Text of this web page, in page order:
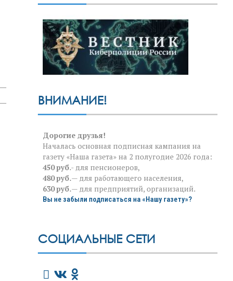
ВНИМАНИЕ!
Дорогие друзья!
Началась основная подписная кампания на
газету «Наша газета» на 2 полугодие 2026 года:
450 руб.- для пенсионеров,
480 руб.— для работающего населения,
630 руб.— для предприятий, организаций.
Вы не забыли подписаться на «Нашу газету»?
СОЦИАЛЬНЫЕ СЕТИ